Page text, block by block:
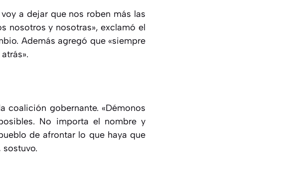
a dejar que nos roben más las
nosotros y nosotras», exclamó el
Además agregó que «siempre
coalición gobernante. «Démonos
No importa el nombre y
de afrontar lo que haya que
sostuvo.